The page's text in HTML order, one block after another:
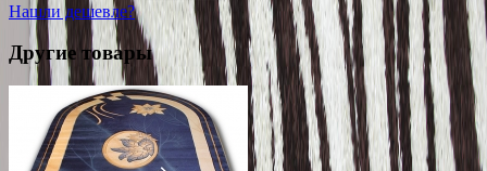
Нашли дешевле?
Другие товары